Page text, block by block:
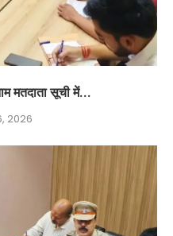
मतदाता सूची में...
2026